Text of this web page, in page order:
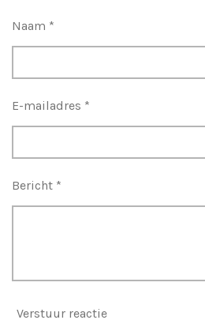
Naam *
E-mailadres *
Bericht *
Verstuur reactie